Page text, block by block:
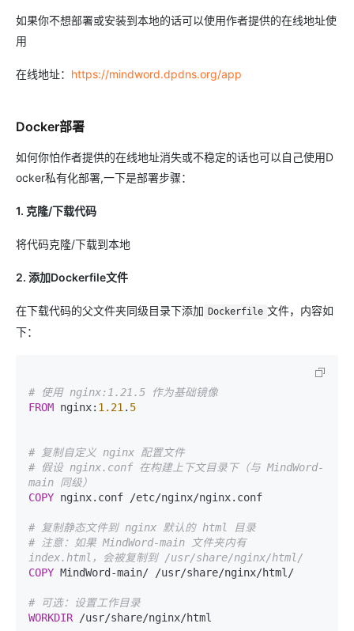
如果你不想部署或安装到本地的话可以使用作者提供的在线地址使
用
在线地址： https://mindword.dpdns.org/app
Docker部署
如何你怕作者提供的在线地址消失或不稳定的话也可以自己使用D
ocker私有化部署,一下是部署步骤：
1. 克隆/下载代码
将代码克隆/下载到本地
2. 添加Dockerfile文件
在下载代码的父文件夹同级目录下添加 Dockerfile 文件，内容如
下：
# 使用 nginx:1.21.5 作为基础镜像
FROM nginx: 1.21. 5
# 复制自定义 nginx 配置文件
# 假设 nginx.conf 在构建上下文目录下（与 MindWord-
main 同级）
COPY nginx.conf /etc/nginx/nginx.conf
# 复制静态文件到 nginx 默认的 html 目录
# 注意：如果 MindWord-main 文件夹内有
index.html，会被复制到 /usr/share/nginx/html/
COPY MindWord-main/ /usr/share/nginx/html/
# 可选：设置工作目录
WORKDIR /usr/share/nginx/html